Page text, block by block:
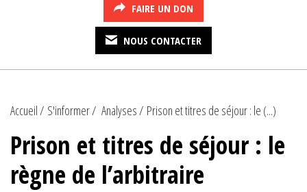
FAIRE UN DON
NOUS CONTACTER
Accueil S'informer Analyses Prison et titres de séjour : le (...)
Prison et titres de séjour : le
règne de l’arbitraire